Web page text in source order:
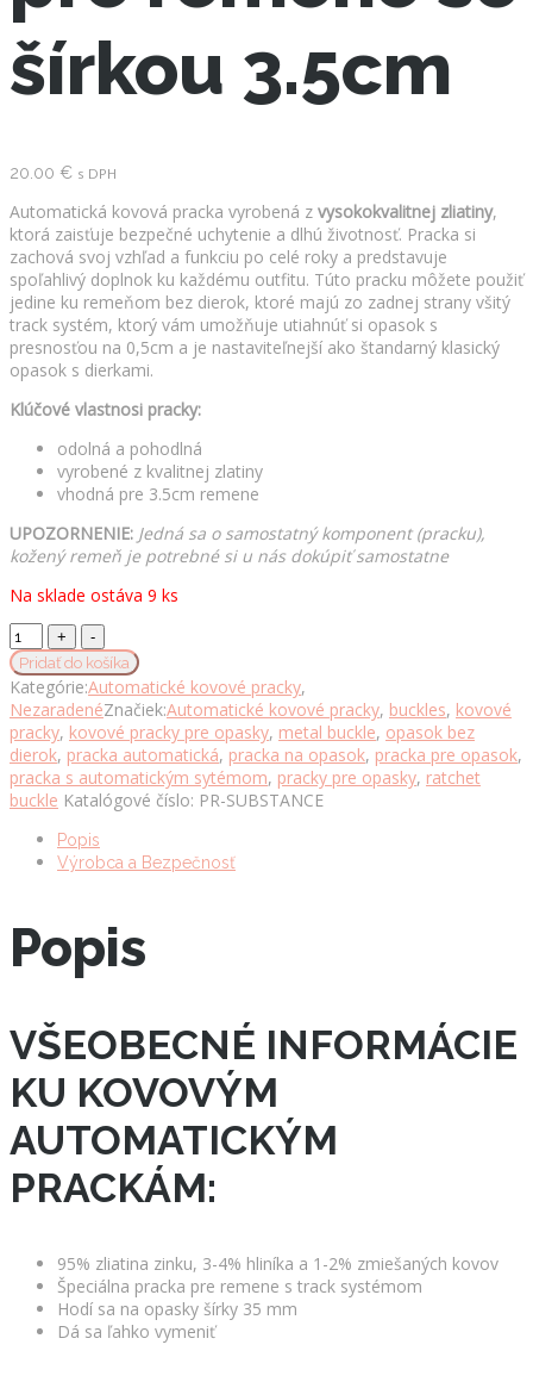
šírkou 3.5cm
20.00 € s DPH
Automatická kovová pracka vyrobená z vysokokvalitnej zliatiny,
ktorá zaisťuje bezpečné uchytenie a dlhú životnosť. Pracka si
zachová svoj vzhľad a funkciu po celé roky a predstavuje
spoľahlivý doplnok ku každému outfitu. Túto pracku môžete použiť
jedine ku remeňom bez dierok, ktoré majú zo zadnej strany všitý
track systém, ktorý vám umožňuje utiahnúť si opasok s
presnosťou na 0,5cm a je nastaviteľnejší ako štandarný klasický
opasok s dierkami.
Klúčové vlastnosi pracky:
odolná a pohodlná
vyrobené z kvalitnej zlatiny
vhodná pre 3.5cm remene
UPOZORNENIE: Jedná sa o samostatný komponent (pracku),
kožený remeň je potrebné si u nás dokúpiť samostatne
Na sklade ostáva 9 ks
Automatická
kovová
pracka
SUBSTANCE
pre
remene
so
šírkou
3.5cm
množstvo
Pridať do košíka
Kategórie:Automatické kovové pracky,
NezaradenéZnačiek:Automatické kovové pracky, buckles, kovové
pracky, kovové pracky pre opasky, metal buckle, opasok bez
dierok, pracka automatická, pracka na opasok, pracka pre opasok,
pracka s automatickým sytémom, pracky pre opasky, ratchet
buckle Katalógové číslo: PR-SUBSTANCE
Popis
Výrobca a Bezpečnosť
Popis
VŠEOBECNÉ INFORMÁCIE
KU KOVOVÝM
AUTOMATICKÝM
PRACKÁM:
95% zliatina zinku, 3-4% hliníka a 1-2% zmiešaných kovov
Špeciálna pracka pre remene s track systémom
Hodí sa na opasky šírky 35 mm
Dá sa ľahko vymeniť